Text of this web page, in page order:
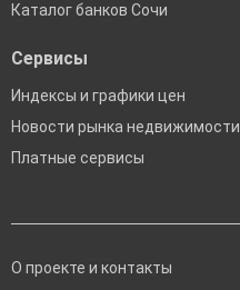
Каталог банков Сочи
Сервисы
Индексы и графики цен
Новости рынка недвижимости
Платные сервисы
О проекте и контакты